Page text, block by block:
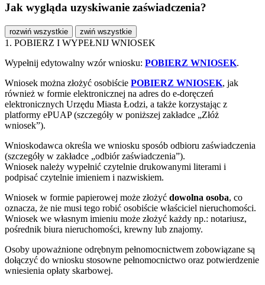
Jak wygląda uzyskiwanie zaświadczenia?
rozwiń wszystkie zwiń wszystkie
1. POBIERZ I WYPEŁNIJ WNIOSEK
Wypełnij edytowalny wzór wniosku: POBIERZ WNIOSEK.
Wniosek można złożyć osobiście POBIERZ WNIOSEK, jak
również w formie elektronicznej na adres do e-doręczeń
elektronicznych Urzędu Miasta Łodzi, a także korzystając z
platformy ePUAP (szczegóły w poniższej zakładce „Złóż
wniosek”).
Wnioskodawca określa we wniosku sposób odbioru zaświadczenia
(szczegóły w zakładce „odbiór zaświadczenia”).
Wniosek należy wypełnić czytelnie drukowanymi literami i
podpisać czytelnie imieniem i nazwiskiem.
Wniosek w formie papierowej może złożyć dowolna osoba, co
oznacza, że nie musi tego robić osobiście właściciel nieruchomości.
Wniosek we własnym imieniu może złożyć każdy np.: notariusz,
pośrednik biura nieruchomości, krewny lub znajomy.
Osoby upoważnione odrębnym pełnomocnictwem zobowiązane są
dołączyć do wniosku stosowne pełnomocnictwo oraz potwierdzenie
wniesienia opłaty skarbowej.